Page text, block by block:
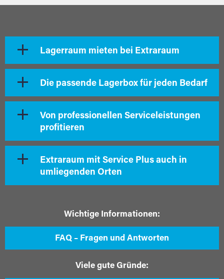
Lagerraum mieten bei Extraraum
Die passende Lagerbox für jeden Bedarf
Von professionellen Serviceleistungen
profitieren
Extraraum mit Service Plus auch in
umliegenden Orten
Wichtige Informationen:
FAQ – Fragen und Antworten
Viele gute Gründe: